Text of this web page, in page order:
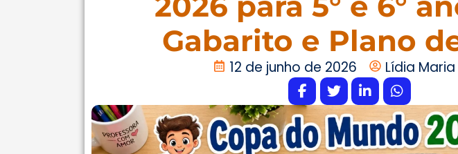
Gabarito e Plano
12 de junho de 2026 Lídia